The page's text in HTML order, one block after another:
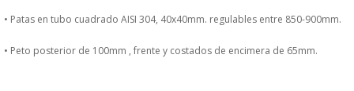
PRODUCTOS EN OFERTAS
ALMACEN Y TRANSPORTE
• Patas en tubo cuadrado AISI 304, 40x40mm. regulables entre 850-900mm.
• Peto posterior de 100mm , frente y costados de encimera de 65mm.